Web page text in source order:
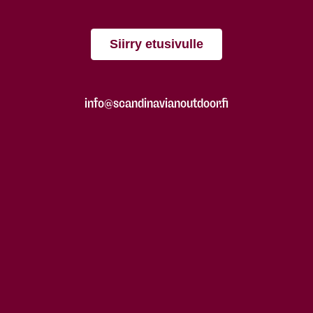
Siirry etusivulle
info@scandinavianoutdoor.fi